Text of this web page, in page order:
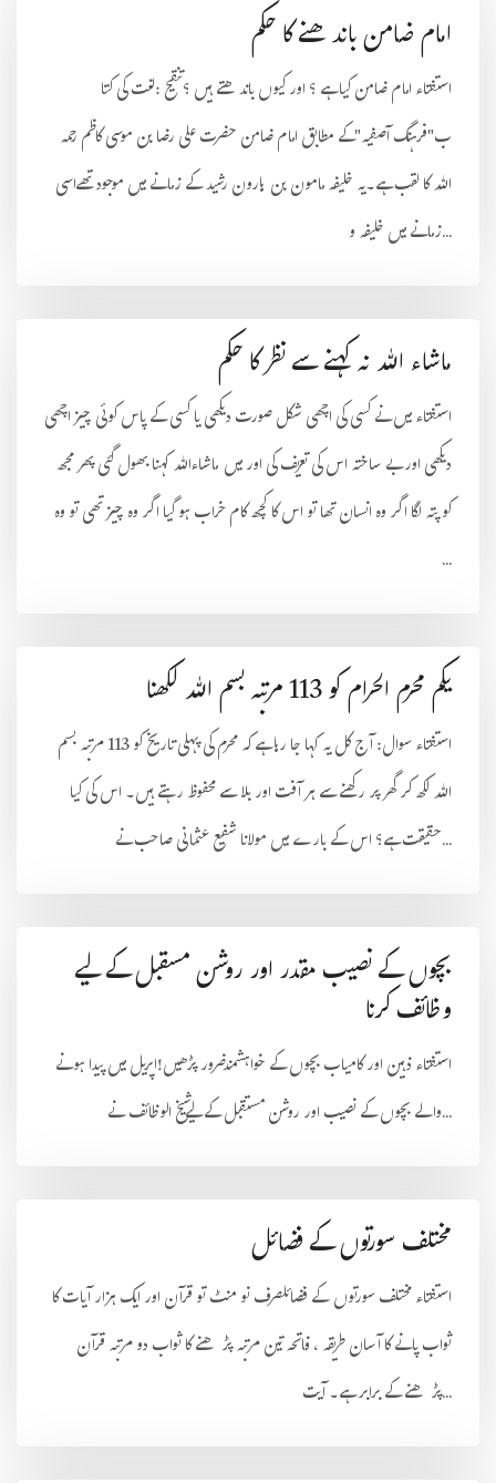
امام ضامن باندھنے کا حکم
استفتاء امام ضامن کیا ہے ؟ اور کیوں باندھتے ہیں ؟تنقیح :لغت کی کتا
ب"فرہنگ آصفیہ"کے مطابق امام ضامن حضرت علی رضا بن موسی کاظم رحمہ
اللہ کا لقب ہے۔یہ خلیفہ مامون بن ہارون رشید کے زمانے میں موجود تھےاسی
زمانے میں خلیفہ و...
ماشاء اللہ نہ کہنے سے نظر کا حکم
استفتاء میں نے کسی کی اچھی شکل صورت دیکھی یا کسی کے پاس کوئی چیز اچھی
دیکھی اور بے ساختہ اس کی تعریف کی اور میں ماشاءاللہ کہنا بھول گئی پھر مجھ
کو پتہ لگا اگر وہ انسان تھا تو اس کا کچھ کام خراب ہو گیا اگر وہ چیز تھی تو وہ
...
یکم محرم الحرام کو 113 مرتبہ بسم اللہ لکھنا
استفتاء سوال: آج کل یہ کہا جا رہا ہے کہ محرم کی پہلی تاریخ کو 113 مرتبہ بسم
اللہ لکھ کر گھر پر رکھنےسے ہر آفت اور بلا سے محفوظ رہتے ہیں۔ اس کی کیا
حقیقت ہے؟ اس کے بارے میں مولانا شفیع عثمانی صاحب نے...
بچوں کے نصیب مقدر اور روشن مسقبل کے لیے
وظائف کرنا
استفتاء ذہین اور کامیاب بچوں کے خواہشمندضرور پڑھیں!اپریل میں پیدا ہونے
والے بچوں کے نصیب اور روشن مستقبل کے لیےشیخ الوظائف نے...
مختلف سورتوں کے فضائل
استفتاء مختلف سورتوں کے فضائلصرف نو منٹ تو قرآن اور ایک ہزار آیات کا
ثواب پانے کا آسان طریقہ ، فاتحہ تین مرتبہ پڑھنے کا ثواب دو مرتبہ قرآن
پڑھنے کے برابر ہے۔ آیت...